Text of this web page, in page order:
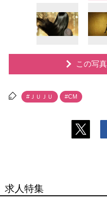
この写
#ＪＵＪＵ #CM
求人特集